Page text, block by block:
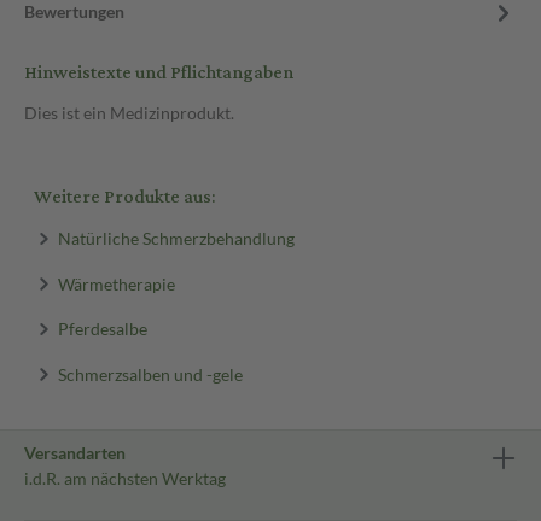
Bewertungen
Hinweistexte und Pflichtangaben
Dies ist ein Medizinprodukt.
Weitere Produkte aus:
Natürliche Schmerzbehandlung
Wärmetherapie
Pferdesalbe
Schmerzsalben und -gele
Versandarten
i.d.R. am nächsten Werktag